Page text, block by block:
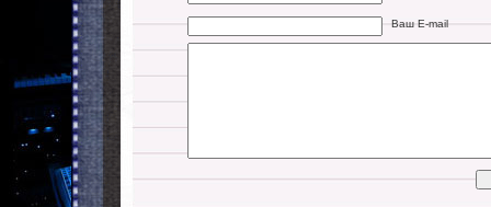
Ваш E-mail